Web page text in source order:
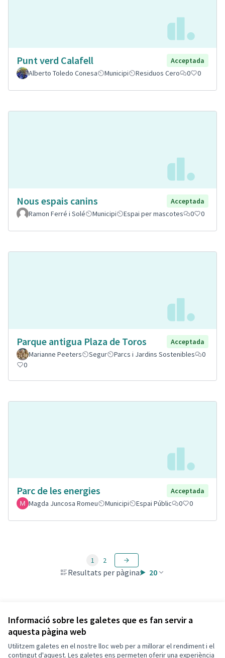
Informació sobre les galetes que es fan servir a
aquesta pàgina web
Utilitzem galetes en el nostre lloc web per a millorar el rendiment i el
contingut d'aquest. Les galetes ens permeten oferir una experiència
Punt verd Calafell
Acceptada
Alberto Toledo Conesa
Municipi Residuos Cero 0 0
Nous espais canins
Acceptada
Ramon Ferré i Solé
Municipi Espai per mascotes 0 0
Parque antigua Plaza de Toros
Acceptada
Marianne Peeters
Segur Parcs i Jardins Sostenibles
0
0
Parc de les energies
Acceptada
Magda Juncosa Romeu
Municipi Espai Públic 0 0
Resultats per pàgina: 20
1 2
Veure totes les propostes retirades
Termes i condicions d'ús